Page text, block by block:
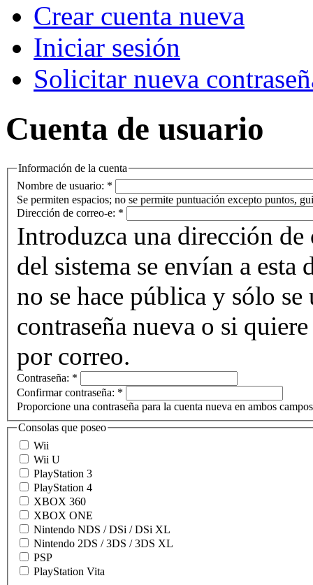
Crear cuenta nueva
Iniciar sesión
Solicitar nueva
Cuenta de usuario
Información de la cuenta
Nombre de usuario: *
Se permiten espacios; no se permite puntuación excepto puntos,
Dirección de correo-e: *
Introduzca una dirección
del sistema se envían a
no se hace pública y sólo
contraseña nueva o si
por correo.
Contraseña: *
Confirmar contraseña: *
Proporcione una contraseña para la cuenta nueva en ambos
Consolas que poseo
Wii
Wii U
PlayStation 3
PlayStation 4
XBOX 360
XBOX ONE
Nintendo NDS / DSi / DSi XL
Nintendo 2DS / 3DS / 3DS XL
PSP
PlayStation Vita